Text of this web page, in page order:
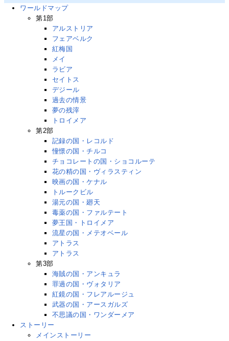
ワールドマップ
第1部
アルストリア
フェアベルク
紅梅国
メイ
ラビア
セイトス
デジール
過去の情景
夢の残滓
トロイメア
第2部
記録の国・レコルド
憧憬の国・チルコ
チョコレートの国・ショコルーテ
花の精の国・ヴィラスティン
映画の国・ケナル
トルークビル
湯元の国・廻天
毒薬の国・ファルテート
夢王国・トロイメア
流星の国・メテオベール
アトラス
アトラス
第3部
海賊の国・アンキュラ
罪過の国・ヴォタリア
紅鏡の国・フレアルージュ
武器の国・アースガルズ
不思議の国・ワンダーメア
ストーリー
メインストーリー